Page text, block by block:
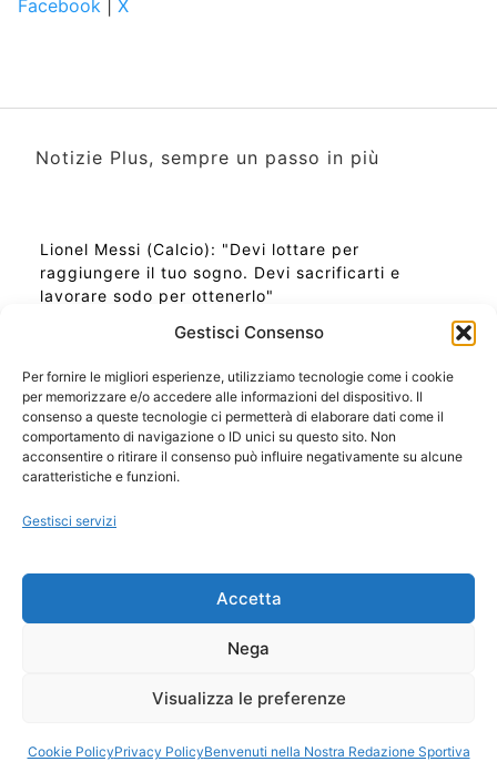
Gestisci Consenso
Per fornire le migliori esperienze, utilizziamo tecnologie come i cookie
per memorizzare e/o accedere alle informazioni del dispositivo. Il
consenso a queste tecnologie ci permetterà di elaborare dati come il
comportamento di navigazione o ID unici su questo sito. Non
acconsentire o ritirare il consenso può influire negativamente su alcune
caratteristiche e funzioni.
Gestisci servizi
Accetta
Nega
Visualizza le preferenze
Cookie PolicyPrivacy PolicyBenvenuti nella Nostra Redazione Sportiva
Facebook
X
Notizie Plus, sempre un passo in più
Lionel Messi (Calcio): "Devi lottare per
raggiungere il tuo sogno. Devi sacrificarti e
lavorare sodo per ottenerlo"
Ora Esatta in Italia in questo momento
Ti Senti Strano Ultimamente? Potrebbe Essere per
la Risonanza di Schumann
Come Sapere Se Stai Ascendendo alla Quinta
Copyright 2026 NotiziePlus.com
📰 Contenuto Umano Verificato
Privacy Coockie
Pubblicità